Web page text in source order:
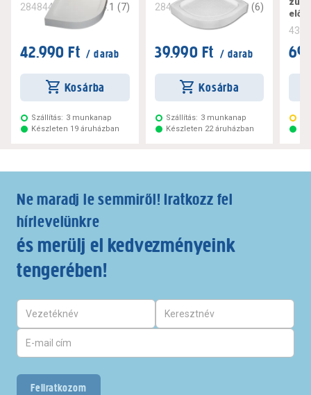
284844 4.1 (7)
42.990 Ft / darab
Kosárba
Szállítás: 3 munkanap
Készleten 19 áruházban
284843 4 (6)
39.990 Ft / darab
Kosárba
Szállítás: 3 munkanap
Készleten 22 áruházban
Ne maradj le semmiről! Iratkozz fel
hírlevelünkre
és merülj el kedvezményeink
tengerében!
Feliratkozom